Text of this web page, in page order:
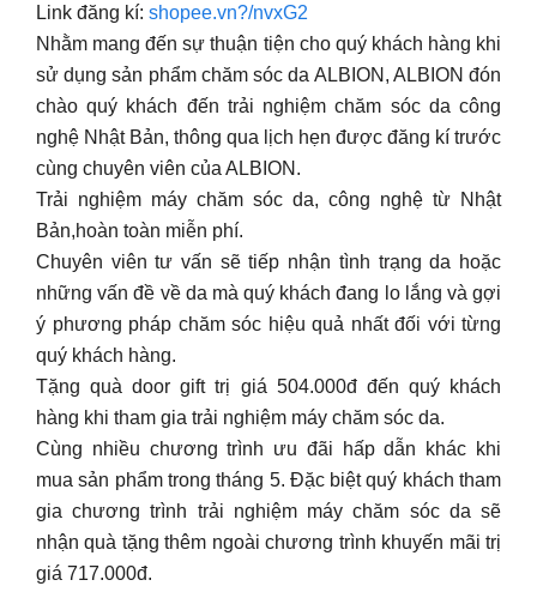
Link đăng kí: shopee.vn?/nvxG2
Nhằm mang đến sự thuận tiện cho quý khách hàng khi
sử dụng sản phẩm chăm sóc da ALBION, ALBION đón
chào quý khách đến trải nghiệm chăm sóc da công
nghệ Nhật Bản, thông qua lịch hẹn được đăng kí trước
cùng chuyên viên của ALBION.
Trải nghiệm máy chăm sóc da, công nghệ từ Nhật
Bản,hoàn toàn miễn phí.
Chuyên viên tư vấn sẽ tiếp nhận tình trạng da hoặc
những vấn đề về da mà quý khách đang lo lắng và gợi
ý phương pháp chăm sóc hiệu quả nhất đối với từng
quý khách hàng.
Tặng quà door gift trị giá 504.000đ đến quý khách
hàng khi tham gia trải nghiệm máy chăm sóc da.
Cùng nhiều chương trình ưu đãi hấp dẫn khác khi
mua sản phẩm trong tháng 5. Đặc biệt quý khách tham
gia chương trình trải nghiệm máy chăm sóc da sẽ
nhận quà tặng thêm ngoài chương trình khuyến mãi trị
giá 717.000đ.